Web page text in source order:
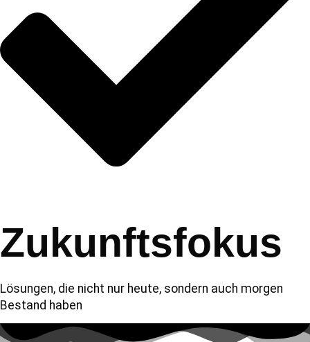
Zukunftsfokus
Lösungen, die nicht nur heute, sondern auch morgen
Bestand haben